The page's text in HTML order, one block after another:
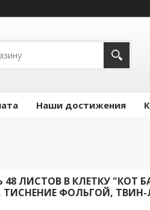
Наши достижения
48 ЛИСТОВ В КЛЕТКУ
ТИСНЕНИЕ ФОЛЬГОЙ, ТВИН-